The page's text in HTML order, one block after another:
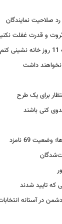
صلاحیت نمایندگان
و قدرت غفلت
نخواهند داشت
کنی باشند
69 نامزد
که تایید شدند